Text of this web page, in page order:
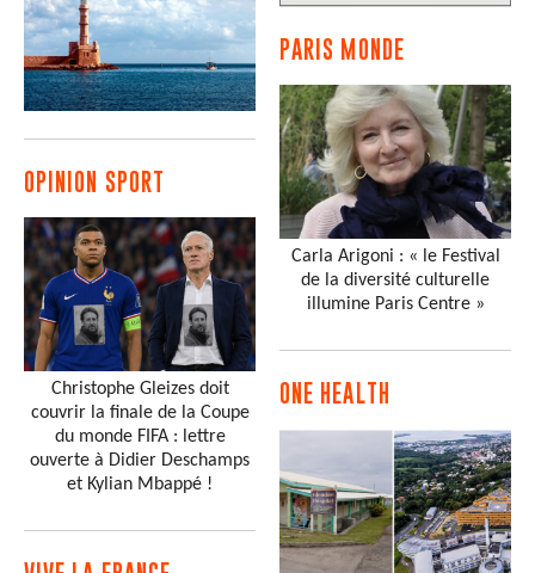
OPINION SPORT
Christophe Gleizes doit
couvrir la finale de la Coupe
du monde FIFA : lettre
ouverte à Didier Deschamps
et Kylian Mbappé !
PARIS MONDE
Carla Arigoni : « le Festival
de la diversité culturelle
illumine Paris Centre »
ONE HEALTH